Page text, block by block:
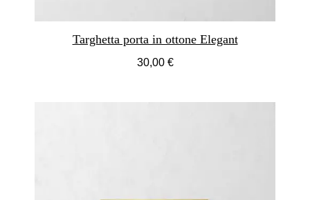
Targhetta porta in ottone Elegant
30,00 €